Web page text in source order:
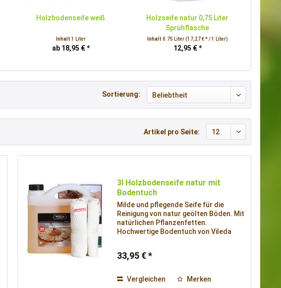
Holzbodenseife weiß
Inhalt 1 Liter
ab 18,95 € *
Holzseife natur 0,75 Liter
Sprühflasche
Inhalt 0.75 Liter(17,27 € * / 1 Liter)
12,95 € *
Sortierung:
Artikel pro Seite:
3l Holzbodenseife natur mit
Bodentuch
Milde und pflegende Seife für die
Reinigung von natur geölten Böden. Mit
natürlichen Pflanzenfetten.
Hochwertige Bodentuch von Vileda
33,95 € *
Vergleichen Merken